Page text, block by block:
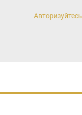
Авторизуйтесь